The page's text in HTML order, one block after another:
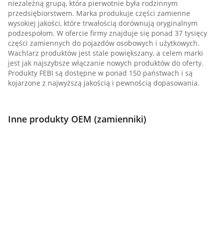
niezależną grupą, która pierwotnie była rodzinnym
przedsiębiorstwem. Marka produkuje części zamienne
wysokiej jakości, które trwałością dorównują oryginalnym
podzespołom. W ofercie firmy znajduje się ponad 37 tysięcy
części zamiennych do pojazdów osobowych i użytkowych.
Wachlarz produktów jest stale powiększany, a celem marki
jest jak najszybsze włączanie nowych produktów do oferty.
Produkty FEBI są dostępne w ponad 150 państwach i są
kojarzone z najwyższą jakością i pewnością dopasowania.
Inne produkty OEM (zamienniki)